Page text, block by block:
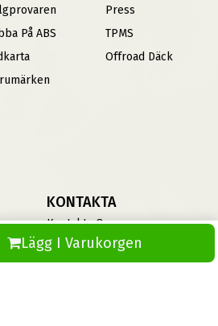
Lägg I Varukorgen
På ABS
Press
TPMS
Offroad Däck
KONTAKTA
Kontakta Oss
Vinterdäck